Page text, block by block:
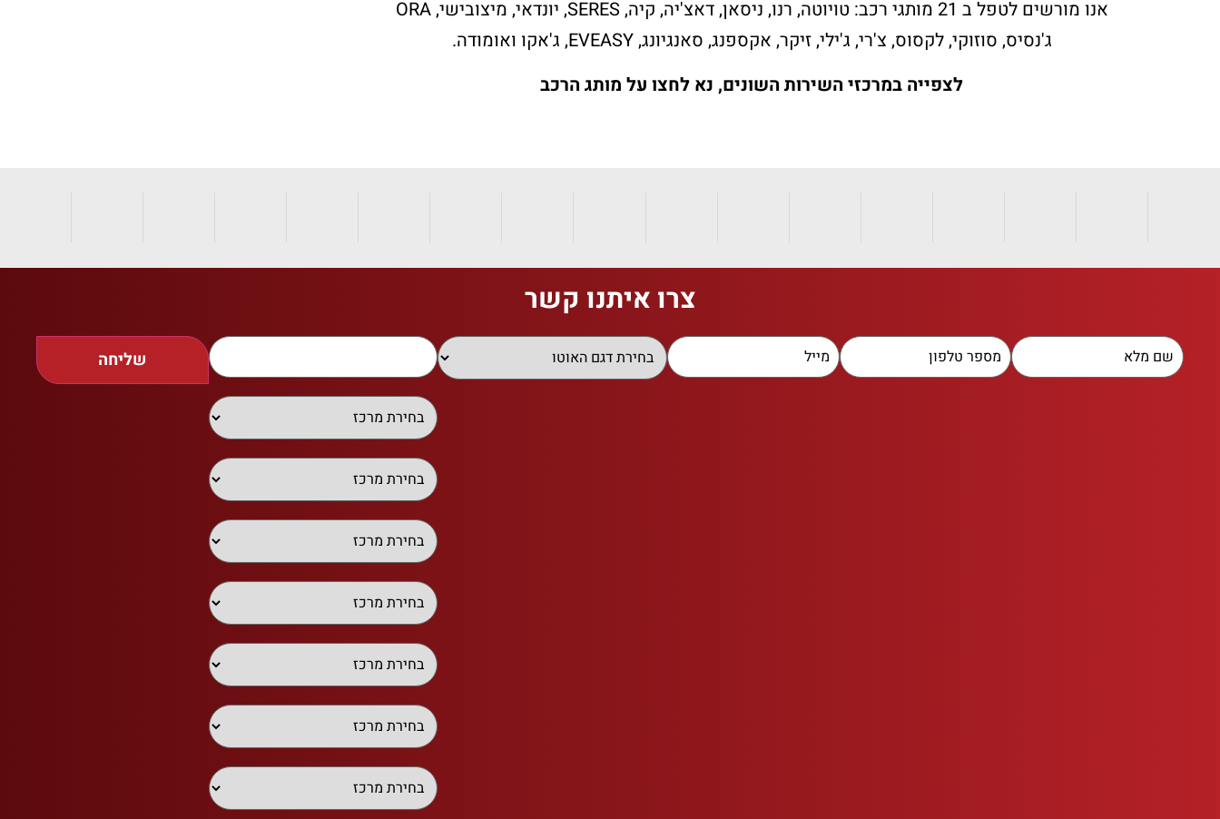
אנו מורשים לטפל ב 21 מותגי רכב: טויוטה, רנו, ניסאן, דאצ'יה, קיה, SERES, יונדאי, מיצובישי, ORA
ג'נסיס, סוזוקי, לקסוס, צ'רי, ג'ילי, זיקר, אקספנג, סאנגיונג, EVEASY, ג'אקו ואומודה.
לצפייה במרכזי השירות השונים, נא לחצו על מותג הרכב
צרו איתנו קשר
שליחה